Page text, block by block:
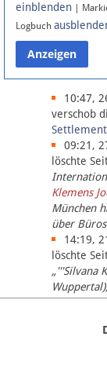
Anmelden
Datenschutz
Über Lobbypedia
Impressum
einblenden |
Logbuch
10:47,
verschob
Settlement
09:21,
löschte
Klemens
München
über
14:19,
löschte
„'''Silvana